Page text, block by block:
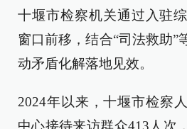
十堰市检察机关通过入驻
窗口前移，结合“司法救助”
动矛盾化解落地见效。
2024年以来，十堰市检察
中心接待来访群众413人次